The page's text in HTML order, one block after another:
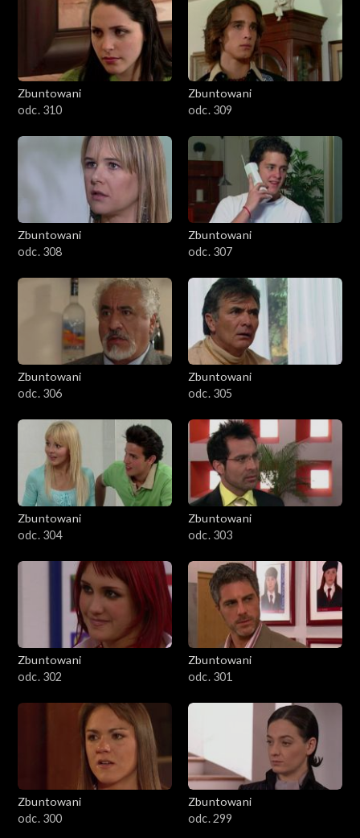
Zbuntowani
odc. 310
Zbuntowani
odc. 309
Zbuntowani
odc. 308
Zbuntowani
odc. 307
Zbuntowani
odc. 306
Zbuntowani
odc. 305
Zbuntowani
odc. 304
Zbuntowani
odc. 303
Zbuntowani
odc. 302
Zbuntowani
odc. 301
Zbuntowani
odc. 300
Zbuntowani
odc. 299